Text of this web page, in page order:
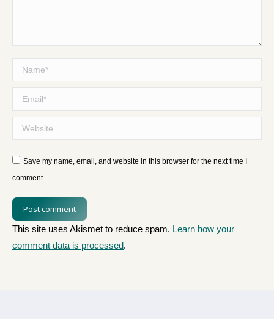
Name *
Email *
Website
Save my name, email, and website in this browser for the next time I
comment.
Post comment
This site uses Akismet to reduce spam. Learn how your
comment data is processed.